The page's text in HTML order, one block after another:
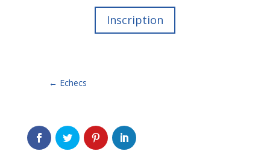
Inscription
← Echecs